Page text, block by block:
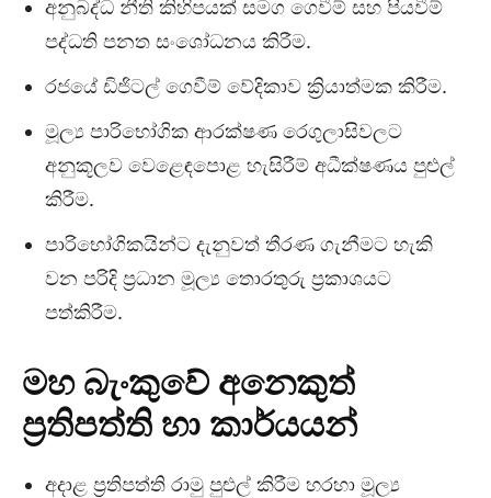
අනුබද්ධ නීති කිහිපයක් සමග ගෙවීම් සහ පියවීම්
පද්ධති පනත සංශෝධනය කිරීම.
රජයේ ඩිජිටල් ගෙවීම් වේදිකාව ක්‍රියාත්මක කිරීම.
මූල්‍ය පාරිභෝගික ආරක්ෂණ රෙගුලාසිවලට
අනුකූලව වෙළෙඳපොළ හැසිරීම් අධීක්ෂණය පුළුල්
කිරීම.
පාරිභෝගිකයින්ට දැනුවත් තීරණ ගැනීමට හැකි
වන පරිදි ප්‍රධාන මූල්‍ය තොරතුරු ප්‍රකාශයට
පත්කිරීම.
මහ බැංකුවේ අනෙකුත්
ප්‍රතිපත්ති හා කාර්යයන්
අදාළ ප්‍රතිපත්ති රාමු පුළුල් කිරීම හරහා මූල්‍ය